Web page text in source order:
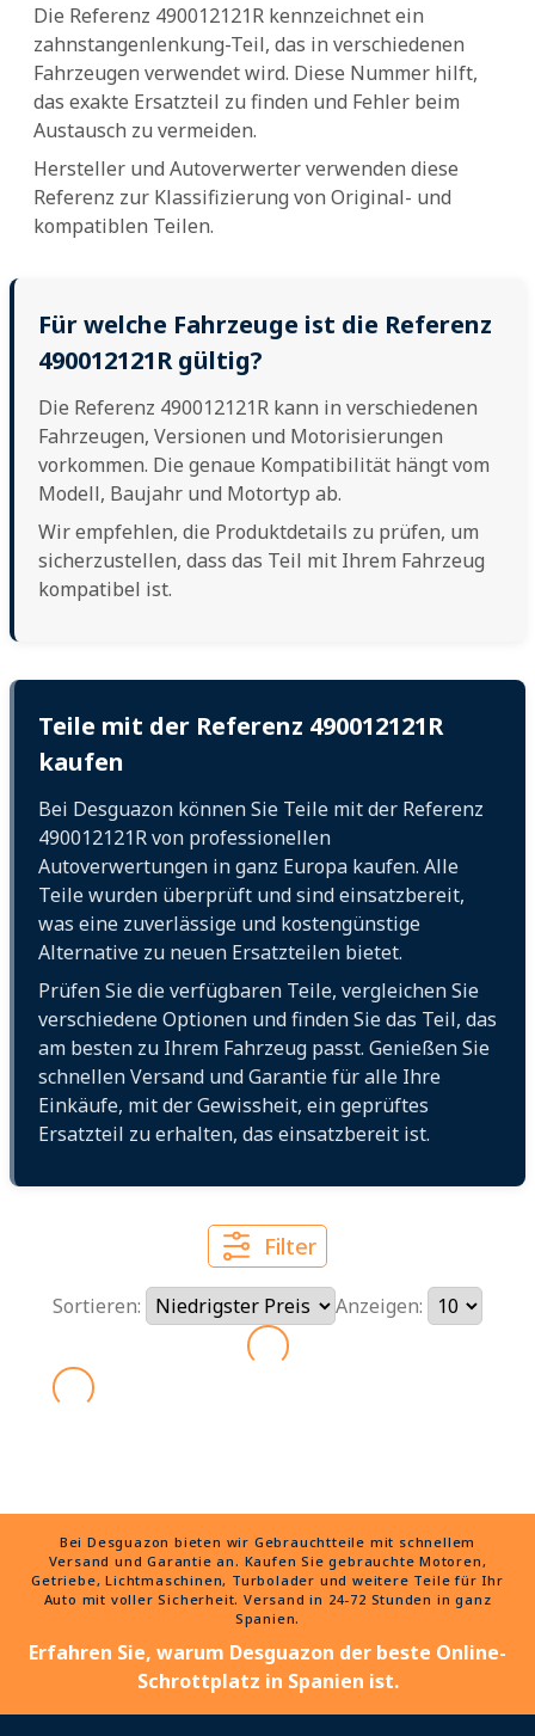
Die Referenz 490012121R kennzeichnet ein
zahnstangenlenkung-Teil, das in verschiedenen
Fahrzeugen verwendet wird. Diese Nummer hilft,
das exakte Ersatzteil zu finden und Fehler beim
Austausch zu vermeiden.
Hersteller und Autoverwerter verwenden diese
Referenz zur Klassifizierung von Original- und
kompatiblen Teilen.
Für welche Fahrzeuge ist die Referenz
490012121R gültig?
Die Referenz 490012121R kann in verschiedenen
Fahrzeugen, Versionen und Motorisierungen
vorkommen. Die genaue Kompatibilität hängt vom
Modell, Baujahr und Motortyp ab.
Wir empfehlen, die Produktdetails zu prüfen, um
sicherzustellen, dass das Teil mit Ihrem Fahrzeug
kompatibel ist.
Teile mit der Referenz 490012121R
kaufen
Bei Desguazon können Sie Teile mit der Referenz
490012121R von professionellen
Autoverwertungen in ganz Europa kaufen. Alle
Teile wurden überprüft und sind einsatzbereit,
was eine zuverlässige und kostengünstige
Alternative zu neuen Ersatzteilen bietet.
Prüfen Sie die verfügbaren Teile, vergleichen Sie
verschiedene Optionen und finden Sie das Teil, das
am besten zu Ihrem Fahrzeug passt. Genießen Sie
schnellen Versand und Garantie für alle Ihre
Einkäufe, mit der Gewissheit, ein geprüftes
Ersatzteil zu erhalten, das einsatzbereit ist.
Filter
Sortieren: Anzeigen:
Bei Desguazon bieten wir Gebrauchtteile mit schnellem
Versand und Garantie an. Kaufen Sie gebrauchte Motoren,
Getriebe, Lichtmaschinen, Turbolader und weitere Teile für Ihr
Auto mit voller Sicherheit. Versand in 24-72 Stunden in ganz
Spanien.
Erfahren Sie, warum Desguazon der beste Online-
Schrottplatz in Spanien ist.